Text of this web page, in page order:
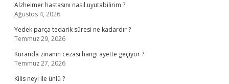
Alzheimer hastasını nasıl uyutabilirim ?
Ağustos 4, 2026
Yedek parça tedarik süresi ne kadardır ?
Temmuz 29, 2026
Kuranda zinanın cezası hangi ayette geçiyor ?
Temmuz 27, 2026
Kilis neyi ile ünlü ?